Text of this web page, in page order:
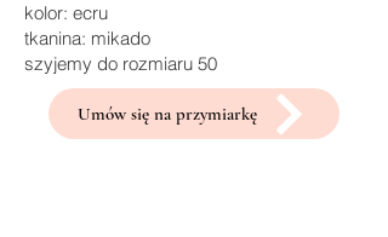
kolor: ecru
tkanina: mikado
szyjemy do rozmiaru 50
Umów się na przymiarkę